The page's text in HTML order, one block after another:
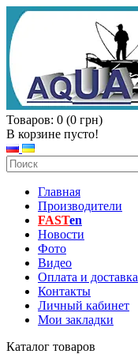
Товаров: 0 (0 грн)
В корзине пусто!
Главная
Производители
FASTen
Новости
Фото
Видео
Оплата и доставка
Контакты
Личный кабинет
Мои закладки
Каталог товаров